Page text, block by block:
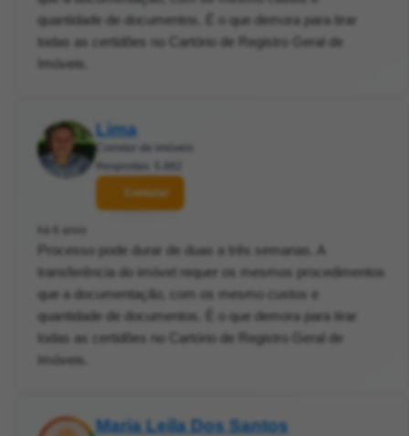
quantidade de documentos. É o que demora para tirar
todas as certidões no Cartório de Registro Geral de
Imóveis.
Lima
Corretor de imóveis
Respostas: 5.882
Contatar
há 6 anos
Processo pode durar de duas a três semanas. A
transferência do imóvel requer os mesmos procedimentos
que a documentação, com os mesmo custos e
quantidade de documentos. É o que demora para tirar
todas as certidões no Cartório de Registro Geral de
Imóveis.
Maria Leila Dos Santos